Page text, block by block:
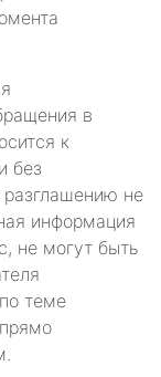
в
к
без
разглашению не
информация
не могут быть
теме